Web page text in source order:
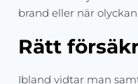
brand eller när
Rätt
Ibland vidtar man